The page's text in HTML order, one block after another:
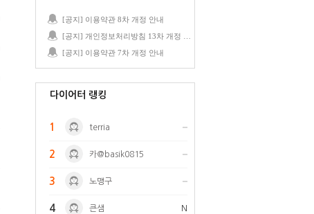
[공지] 이용약관 8차 개정 안내
[공지] 이용약관 7차 개정 안내
다이어터 랭킹
1 terria
2 카@basik0815
3 노맹구
4 큰샘 N